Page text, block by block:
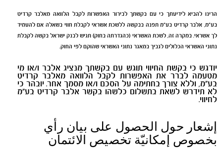
הרינו להביא לידיעתך כי עם בקשתך לבירור האפשרות לקבל הלוואה מאלבר קרדיט
בע"מ, אלבר קרדיט בע"מ תפנה בבקשה ללשכת אשראי לקבלת חווי בשאלה אם להעמיד
לך אשראי. במקרה זה, לשכת האשראי (כהגדרתה בחוק) תגיש לבנק ישראל בקשה לקבלת
נתוני האשראי הכלולים לגביך במאגר נתוני האשראי שהוקם לפי החוק.
יודגש כי בקשת החיווי תוגש עם בקשתך מנציג אלבר ו/או מי
מטעמה לברר את האפשרות לקבל הלוואה מאלבר קרדיט
בע"מ, וללא צורך בחתימה על הסכם ו/או מסמך אחר. יובהר כי
לא תידרש לשאת בתשלום כלשהו בקשר אלבר קרדיט בע"מ
לחיווי.
إشعار حول الحصول على بيان رأي
بخصوص إمكانيّة تخصيص الائتمان